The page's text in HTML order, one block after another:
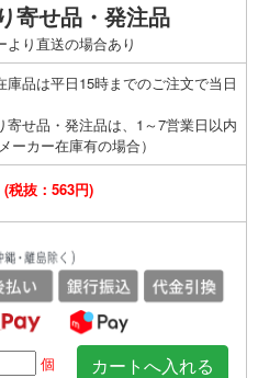
寄せ品・発注品
より直送の場合あり
庫品は平日15時までのご注文で当日
寄せ品・発注品は、1～7営業日以内
ーカー在庫有の場合）
(税抜：563円)
個